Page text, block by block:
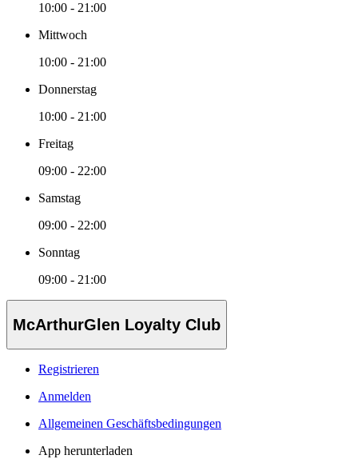
10:00 - 21:00
Mittwoch
10:00 - 21:00
Donnerstag
10:00 - 21:00
Freitag
09:00 - 22:00
Samstag
09:00 - 22:00
Sonntag
09:00 - 21:00
McArthurGlen Loyalty Club
Registrieren
Anmelden
Allgemeinen Geschäftsbedingungen
App herunterladen